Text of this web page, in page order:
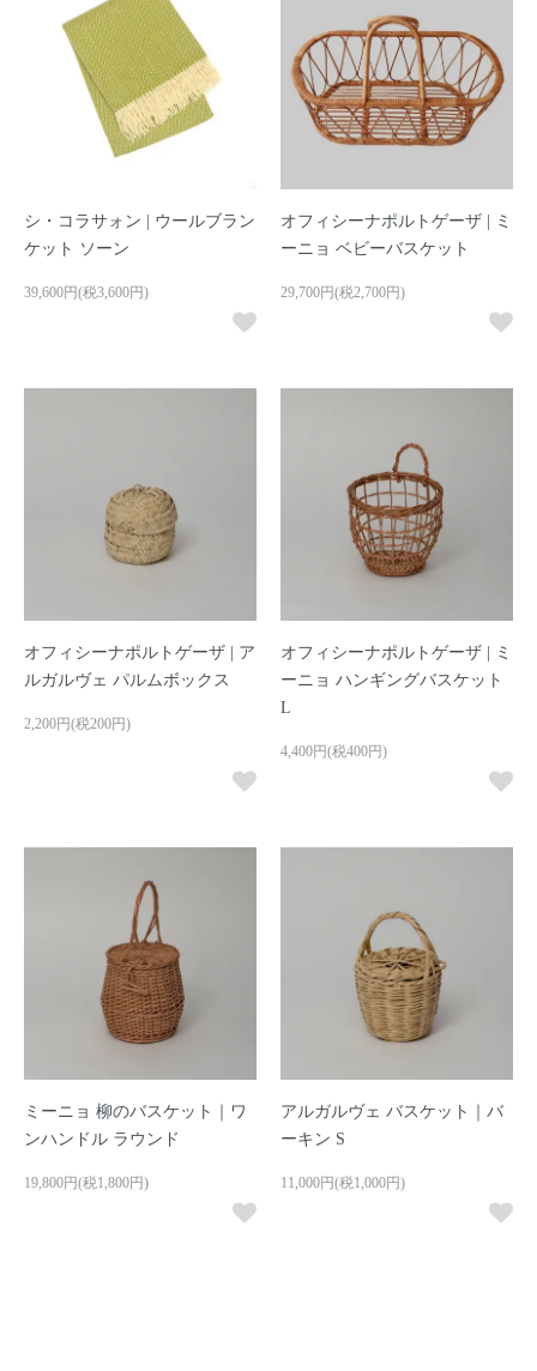
シ・コラサォン | ウールブラン
ケット ソーン
39,600円(税3,600円)
オフィシーナポルトゲーザ | ミ
ーニョ ベビーバスケット
29,700円(税2,700円)
オフィシーナポルトゲーザ | ア
ルガルヴェ パルムボックス
2,200円(税200円)
オフィシーナポルトゲーザ | ミ
ーニョ ハンギングバスケット
L
4,400円(税400円)
ミーニョ 柳のバスケット｜ワ
ンハンドル ラウンド
19,800円(税1,800円)
アルガルヴェ バスケット｜バ
ーキン S
11,000円(税1,000円)